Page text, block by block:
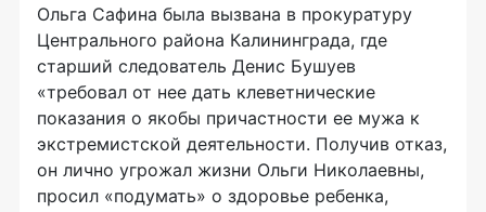
Ольга Сафина была вызвана в прокуратуру
Центрального района Калининграда, где
старший следователь Денис Бушуев
«требовал от нее дать клеветнические
показания о якобы причастности ее мужа к
экстремистской деятельности. Получив отказ,
он лично угрожал жизни Ольги Николаевны,
просил «подумать» о здоровье ребенка,